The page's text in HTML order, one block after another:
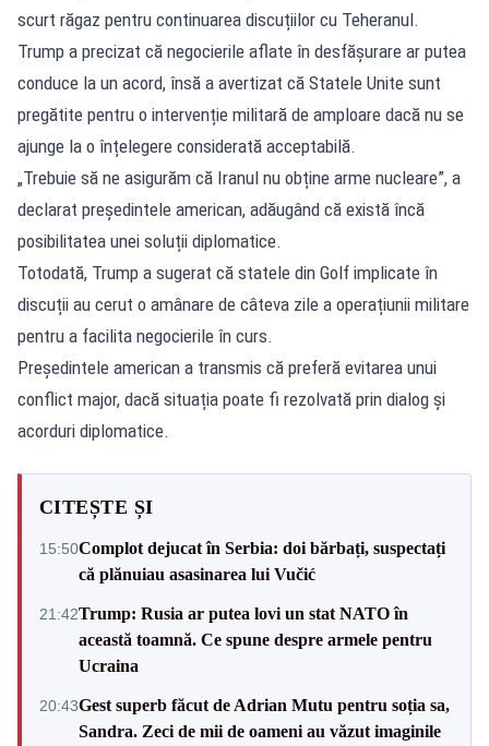
scurt răgaz pentru continuarea discuțiilor cu Teheranul.
Trump a precizat că negocierile aflate în desfășurare ar putea
conduce la un acord, însă a avertizat că Statele Unite sunt
pregătite pentru o intervenție militară de amploare dacă nu se
ajunge la o înțelegere considerată acceptabilă.
„Trebuie să ne asigurăm că Iranul nu obține arme nucleare”, a
declarat președintele american, adăugând că există încă
posibilitatea unei soluții diplomatice.
Totodată, Trump a sugerat că statele din Golf implicate în
discuții au cerut o amânare de câteva zile a operațiunii militare
pentru a facilita negocierile în curs.
Președintele american a transmis că preferă evitarea unui
conflict major, dacă situația poate fi rezolvată prin dialog și
acorduri diplomatice.
CITEȘTE ȘI
15:50Complot dejucat în Serbia: doi bărbați, suspectați
că plănuiau asasinarea lui Vučić
21:42Trump: Rusia ar putea lovi un stat NATO în
această toamnă. Ce spune despre armele pentru
Ucraina
20:43Gest superb făcut de Adrian Mutu pentru soția sa,
Sandra. Zeci de mii de oameni au văzut imaginile